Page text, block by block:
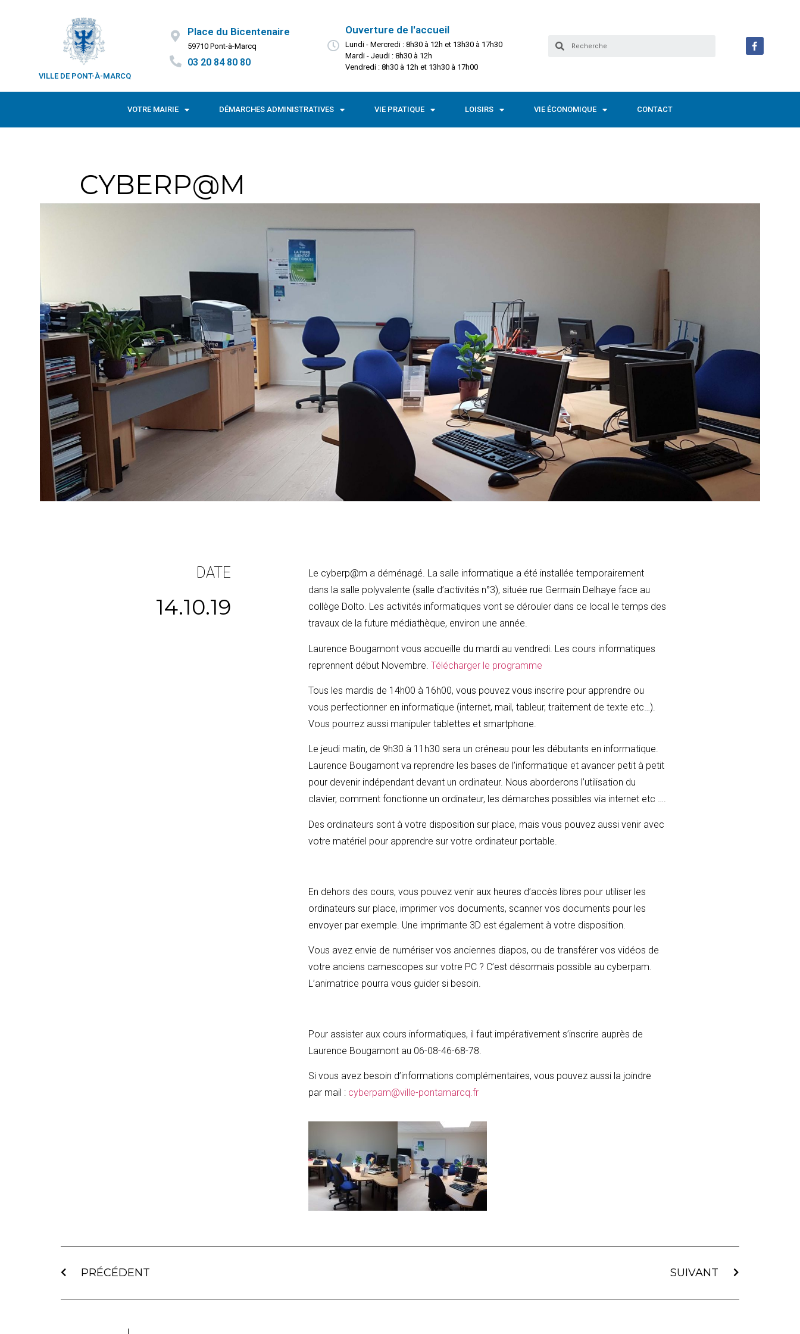
VILLE DE PONT-À-MARCQ
Place du Bicentenaire
59710 Pont-à-Marcq
03 20 84 80 80
Ouverture de l'accueil
Lundi - Mercredi : 8h30 à 12h et 13h30 à 17h30
Mardi - Jeudi : 8h30 à 12h
Vendredi : 8h30 à 12h et 13h30 à 17h00
VOTRE MAIRIE DÉMARCHES ADMINISTRATIVES VIE PRATIQUE LOISIRS VIE ÉCONOMIQUE CONTACT
CYBERP@M
DATE
14.10.19
Le cyberp@m a déménagé. La salle informatique a été installée temporairement
dans la salle polyvalente (salle d’activités n°3), située rue Germain Delhaye face au
collège Dolto. Les activités informatiques vont se dérouler dans ce local le temps des
travaux de la future médiathèque, environ une année.
Laurence Bougamont vous accueille du mardi au vendredi. Les cours informatiques
reprennent début Novembre. Télécharger le programme
Tous les mardis de 14h00 à 16h00, vous pouvez vous inscrire pour apprendre ou
vous perfectionner en informatique (internet, mail, tableur, traitement de texte etc…).
Vous pourrez aussi manipuler tablettes et smartphone.
Le jeudi matin, de 9h30 à 11h30 sera un créneau pour les débutants en informatique.
Laurence Bougamont va reprendre les bases de l’informatique et avancer petit à petit
pour devenir indépendant devant un ordinateur. Nous aborderons l’utilisation du
clavier, comment fonctionne un ordinateur, les démarches possibles via internet etc ….
Des ordinateurs sont à votre disposition sur place, mais vous pouvez aussi venir avec
votre matériel pour apprendre sur votre ordinateur portable.
En dehors des cours, vous pouvez venir aux heures d’accès libres pour utiliser les
ordinateurs sur place, imprimer vos documents, scanner vos documents pour les
envoyer par exemple. Une imprimante 3D est également à votre disposition.
Vous avez envie de numériser vos anciennes diapos, ou de transférer vos vidéos de
votre anciens camescopes sur votre PC ? C’est désormais possible au cyberpam.
L’animatrice pourra vous guider si besoin.
Pour assister aux cours informatiques, il faut impérativement s’inscrire auprès de
Laurence Bougamont au 06-08-46-68-78.
Si vous avez besoin d’informations complémentaires, vous pouvez aussi la joindre
par mail : cyberpam@ville-pontamarcq.fr
PRÉCÉDENT SUIVANT